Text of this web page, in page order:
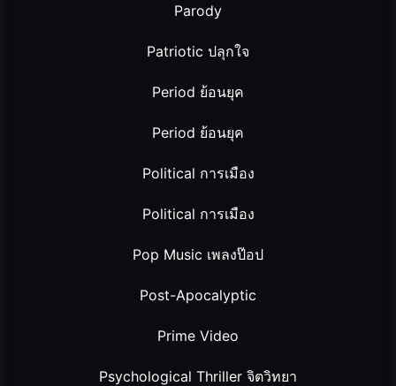
Parody
Patriotic ปลุกใจ
Period ย้อนยุค
Period ย้อนยุค
Political การเมือง
Political การเมือง
Pop Music เพลงป๊อป
Post-Apocalyptic
Prime Video
Psychological Thriller จิตวิทยา